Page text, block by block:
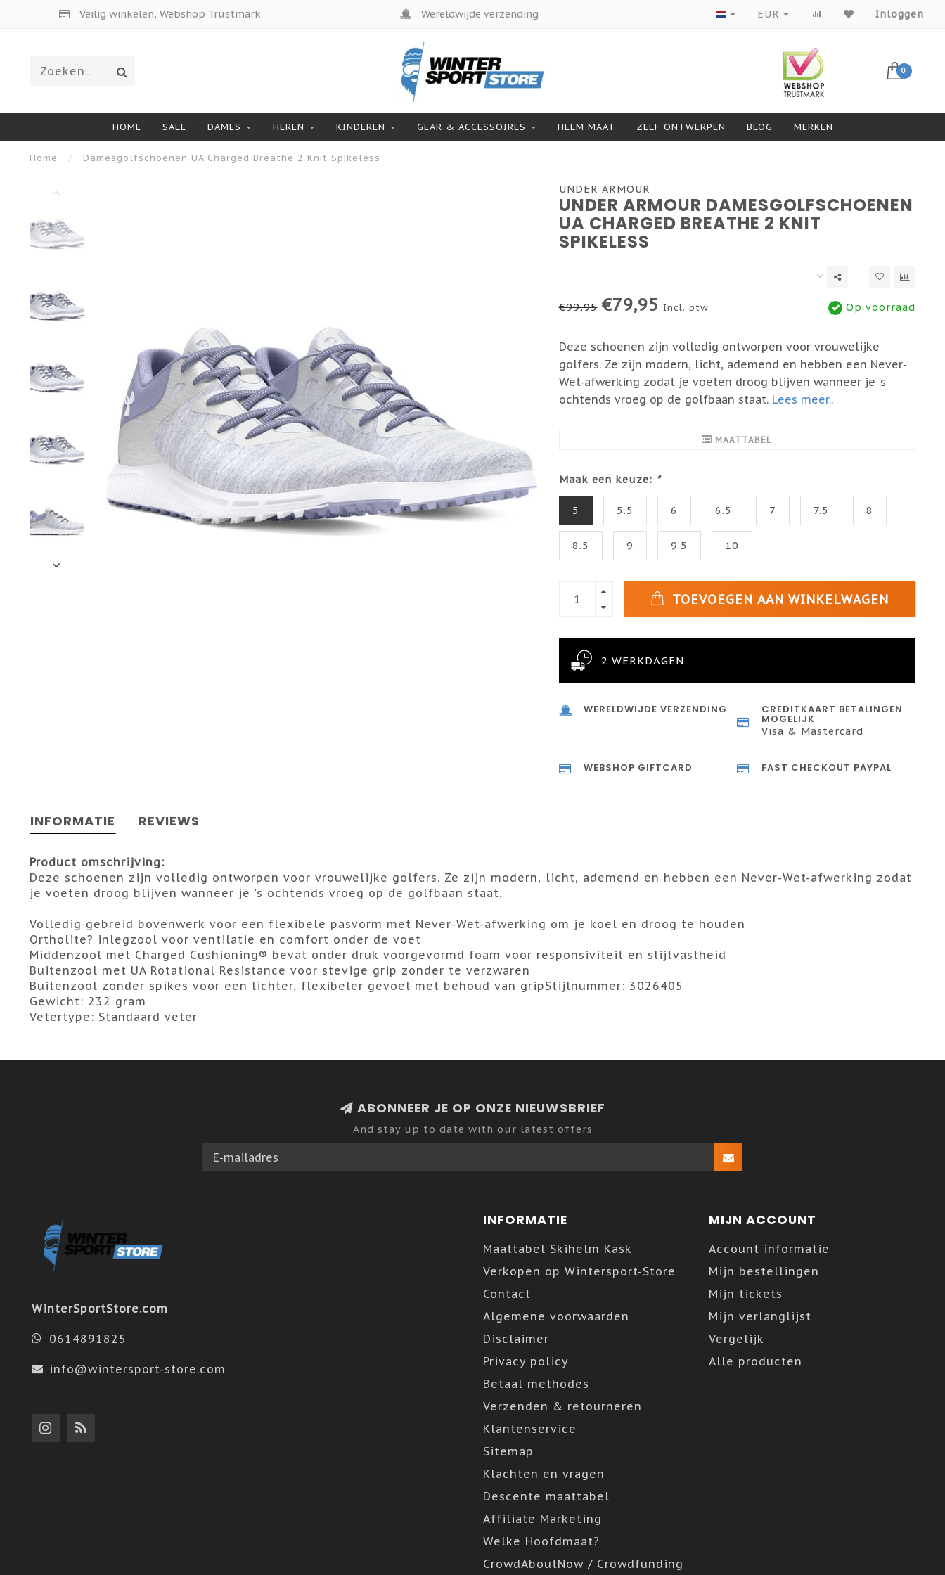
Veilig winkelen, Webshop Trustmark Wereldwijde verzending Producten van topmerken
EUR Inloggen
0
HOME SALE DAMES HEREN KINDEREN GEAR & ACCESSOIRES HELM MAAT ZELF ONTWERPEN BLOG MERKEN
Home / Damesgolfschoenen UA Charged Breathe 2 Knit Spikeless
UNDER ARMOUR
UNDER ARMOUR DAMESGOLFSCHOENEN
UA CHARGED BREATHE 2 KNIT
SPIKELESS
€99,95 €79,95 Incl. btw Op voorraad
Deze schoenen zijn volledig ontworpen voor vrouwelijke
golfers. Ze zijn modern, licht, ademend en hebben een Never-
Wet-afwerking zodat je voeten droog blijven wanneer je 's
ochtends vroeg op de golfbaan staat. Lees meer..
MAATTABEL
Maak een keuze: *
5 5.5 6 6.5 7 7.5 8
8.5 9 9.5 10
TOEVOEGEN AAN WINKELWAGEN
2 WERKDAGEN
WERELDWIJDE VERZENDING CREDITKAART BETALINGEN
MOGELIJK
Visa & Mastercard
WEBSHOP GIFTCARD FAST CHECKOUT PAYPAL
INFORMATIE REVIEWS
Product omschrijving:
Deze schoenen zijn volledig ontworpen voor vrouwelijke golfers. Ze zijn modern, licht, ademend en hebben een Never-Wet-afwerking zodat
je voeten droog blijven wanneer je 's ochtends vroeg op de golfbaan staat.
Volledig gebreid bovenwerk voor een flexibele pasvorm met Never-Wet-afwerking om je koel en droog te houden
Ortholite? inlegzool voor ventilatie en comfort onder de voet
Middenzool met Charged Cushioning® bevat onder druk voorgevormd foam voor responsiviteit en slijtvastheid
Buitenzool met UA Rotational Resistance voor stevige grip zonder te verzwaren
Buitenzool zonder spikes voor een lichter, flexibeler gevoel met behoud van gripStijlnummer: 3026405
Gewicht: 232 gram
Vetertype: Standaard veter
ABONNEER JE OP ONZE NIEUWSBRIEF
And stay up to date with our latest offers
WinterSportStore.com
0614891825
info@wintersport-store.com
INFORMATIE
Maattabel Skihelm Kask
Verkopen op Wintersport-Store
Contact
Algemene voorwaarden
Disclaimer
Privacy policy
Betaal methodes
Verzenden & retourneren
Klantenservice
Sitemap
Klachten en vragen
Descente maattabel
Affiliate Marketing
Welke Hoofdmaat?
CrowdAboutNow / Crowdfunding
MIJN ACCOUNT
Account informatie
Mijn bestellingen
Mijn tickets
Mijn verlanglijst
Vergelijk
Alle producten